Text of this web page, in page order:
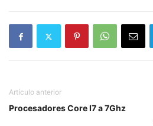
Artículo anterior
Procesadores Core I7 a 7Ghz